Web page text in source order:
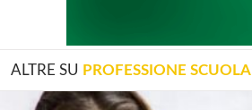
ALTRE SU PROFESSIONE SCUOLA